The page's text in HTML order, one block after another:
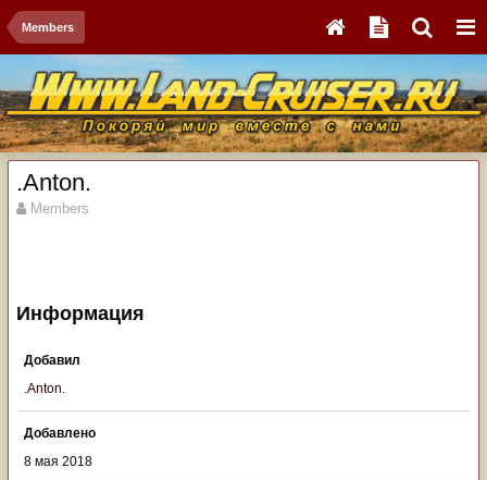
Members
.Anton.
Members
Информация
Добавил
.Anton.
Добавлено
8 мая 2018